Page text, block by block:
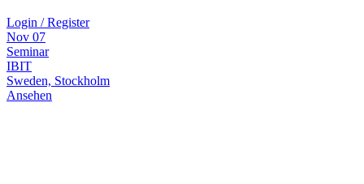
Login / Register
Nov 07
Seminar
IBIT
Sweden, Stockholm
Ansehen